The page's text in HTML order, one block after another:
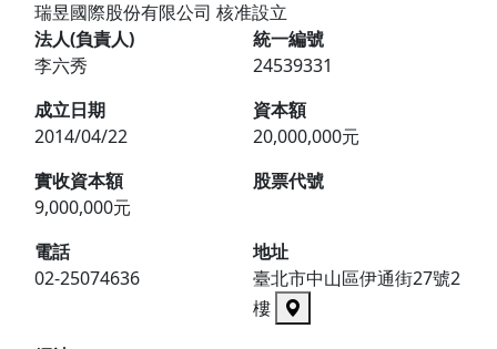
瑞昱國際股份有限公司 核准設立
法人(負責人)
李六秀
統一編號
24539331
成立日期
2014/04/22
資本額
20,000,000元
實收資本額
9,000,000元
股票代號
電話
02-25074636
地址
臺北市中山區伊通街27號2
樓